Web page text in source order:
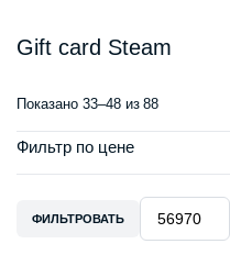
Gift card Steam
Показано 33–48 из 88
Фильтр по цене
ФИЛЬТРОВАТЬ